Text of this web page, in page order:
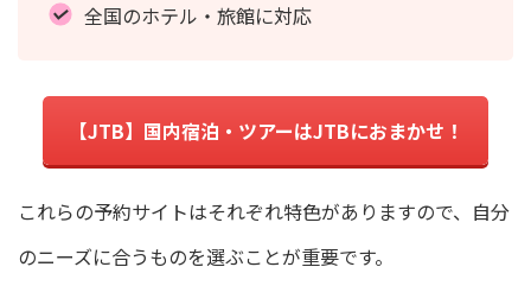
全国のホテル・旅館に対応
【JTB】国内宿泊・ツアーはJTBにおまかせ！
これらの予約サイトはそれぞれ特色がありますので、自分
のニーズに合うものを選ぶことが重要です。